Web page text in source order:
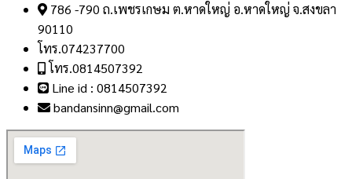
786 -790 ถ.เพชรเกษม ต.หาดใหญ่ อ.หาดใหญ่ จ.สงขลา
90110
โทร.074237700
โทร.0814507392
Line id : 0814507392
bandansinn@gmail.com